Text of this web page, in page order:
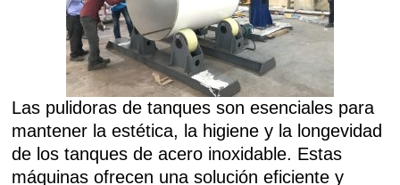
Las pulidoras de tanques son esenciales para
mantener la estética, la higiene y la longevidad
de los tanques de acero inoxidable. Estas
máquinas ofrecen una solución eficiente y